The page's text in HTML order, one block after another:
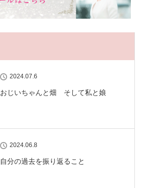
2024.07.6
おじいちゃんと畑 そして私と娘
2024.06.8
自分の過去を振り返ること